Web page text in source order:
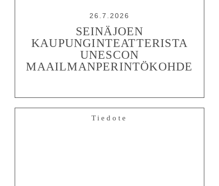
26.7.2026
SEINÄJOEN
KAUPUNGINTEATTERISTA
UNESCON
MAAILMANPERINTÖKOHDE
Tiedote